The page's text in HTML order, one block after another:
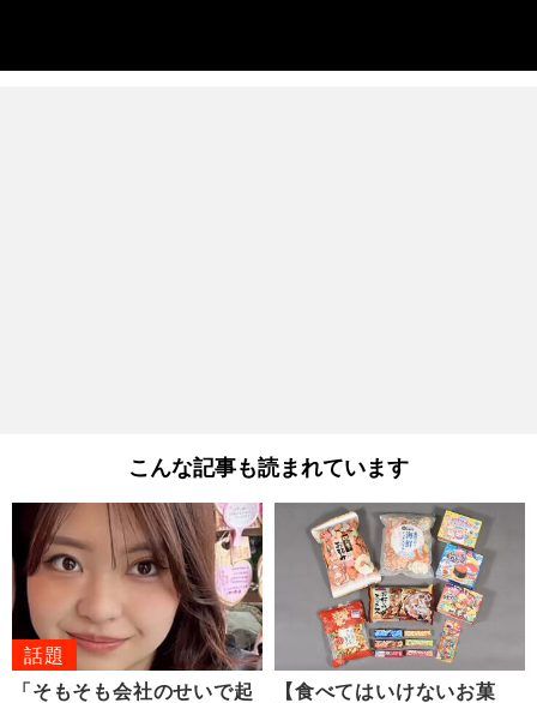
こんな記事も読まれています
話題
「そもそも会社のせいで起
【食べてはいけないお菓